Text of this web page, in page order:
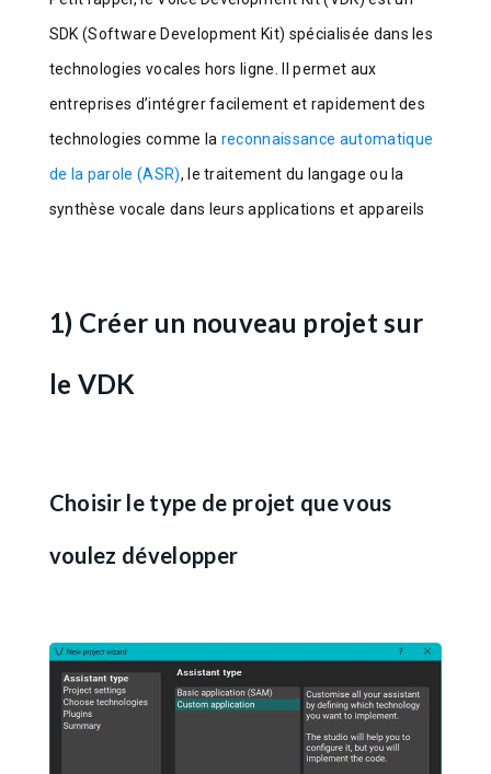
SDK (Software Development Kit) spécialisée dans les
technologies vocales hors ligne. Il permet aux
entreprises d’intégrer facilement et rapidement des
technologies comme la reconnaissance automatique
de la parole (ASR), le traitement du langage ou la
synthèse vocale dans leurs applications et appareils
1) Créer un nouveau projet sur
le VDK
Choisir le type de projet que vous
voulez développer